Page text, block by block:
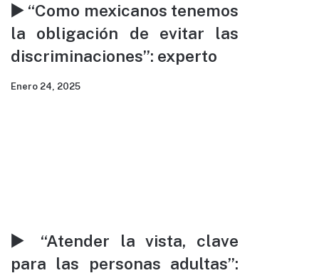
▶️ “Como mexicanos tenemos
la obligación de evitar las
discriminaciones”: experto
Enero 24, 2025
▶️ “Atender la vista, clave
para las personas adultas”: